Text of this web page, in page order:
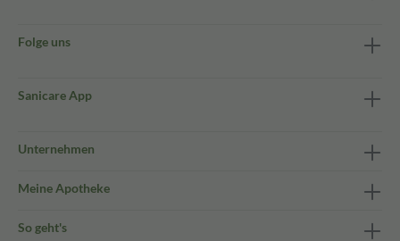
Folge uns
Sanicare App
Unternehmen
Meine Apotheke
So geht's